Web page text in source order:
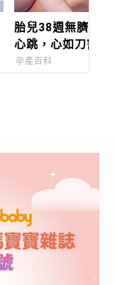
胎兒38週無臍帶
心跳，心如刀割！
注意胎兒6徵兆、
孕產百科